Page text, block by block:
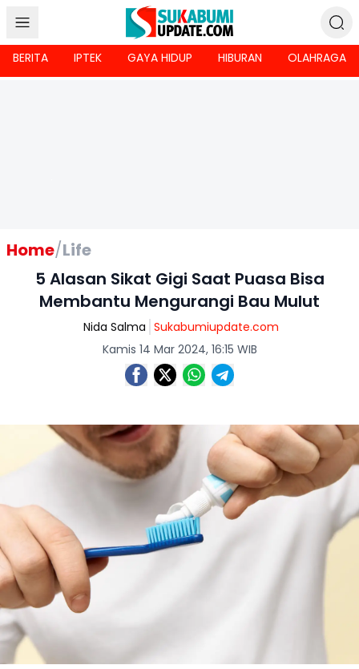
BERITA IPTEK GAYA HIDUP HIBURAN OLAHRAGA
Home/Life
5 Alasan Sikat Gigi Saat Puasa Bisa
Membantu Mengurangi Bau Mulut
Nida Salma Sukabumiupdate.com
Kamis 14 Mar 2024, 16:15 WIB